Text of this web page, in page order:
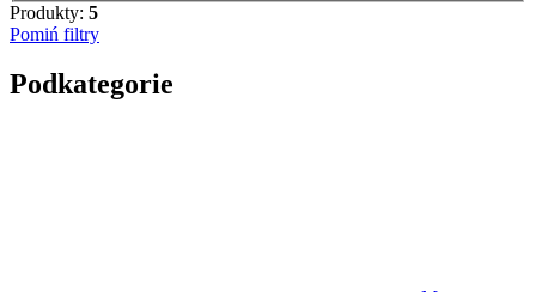
Produkty: 5
Pomiń filtry
Podkategorie